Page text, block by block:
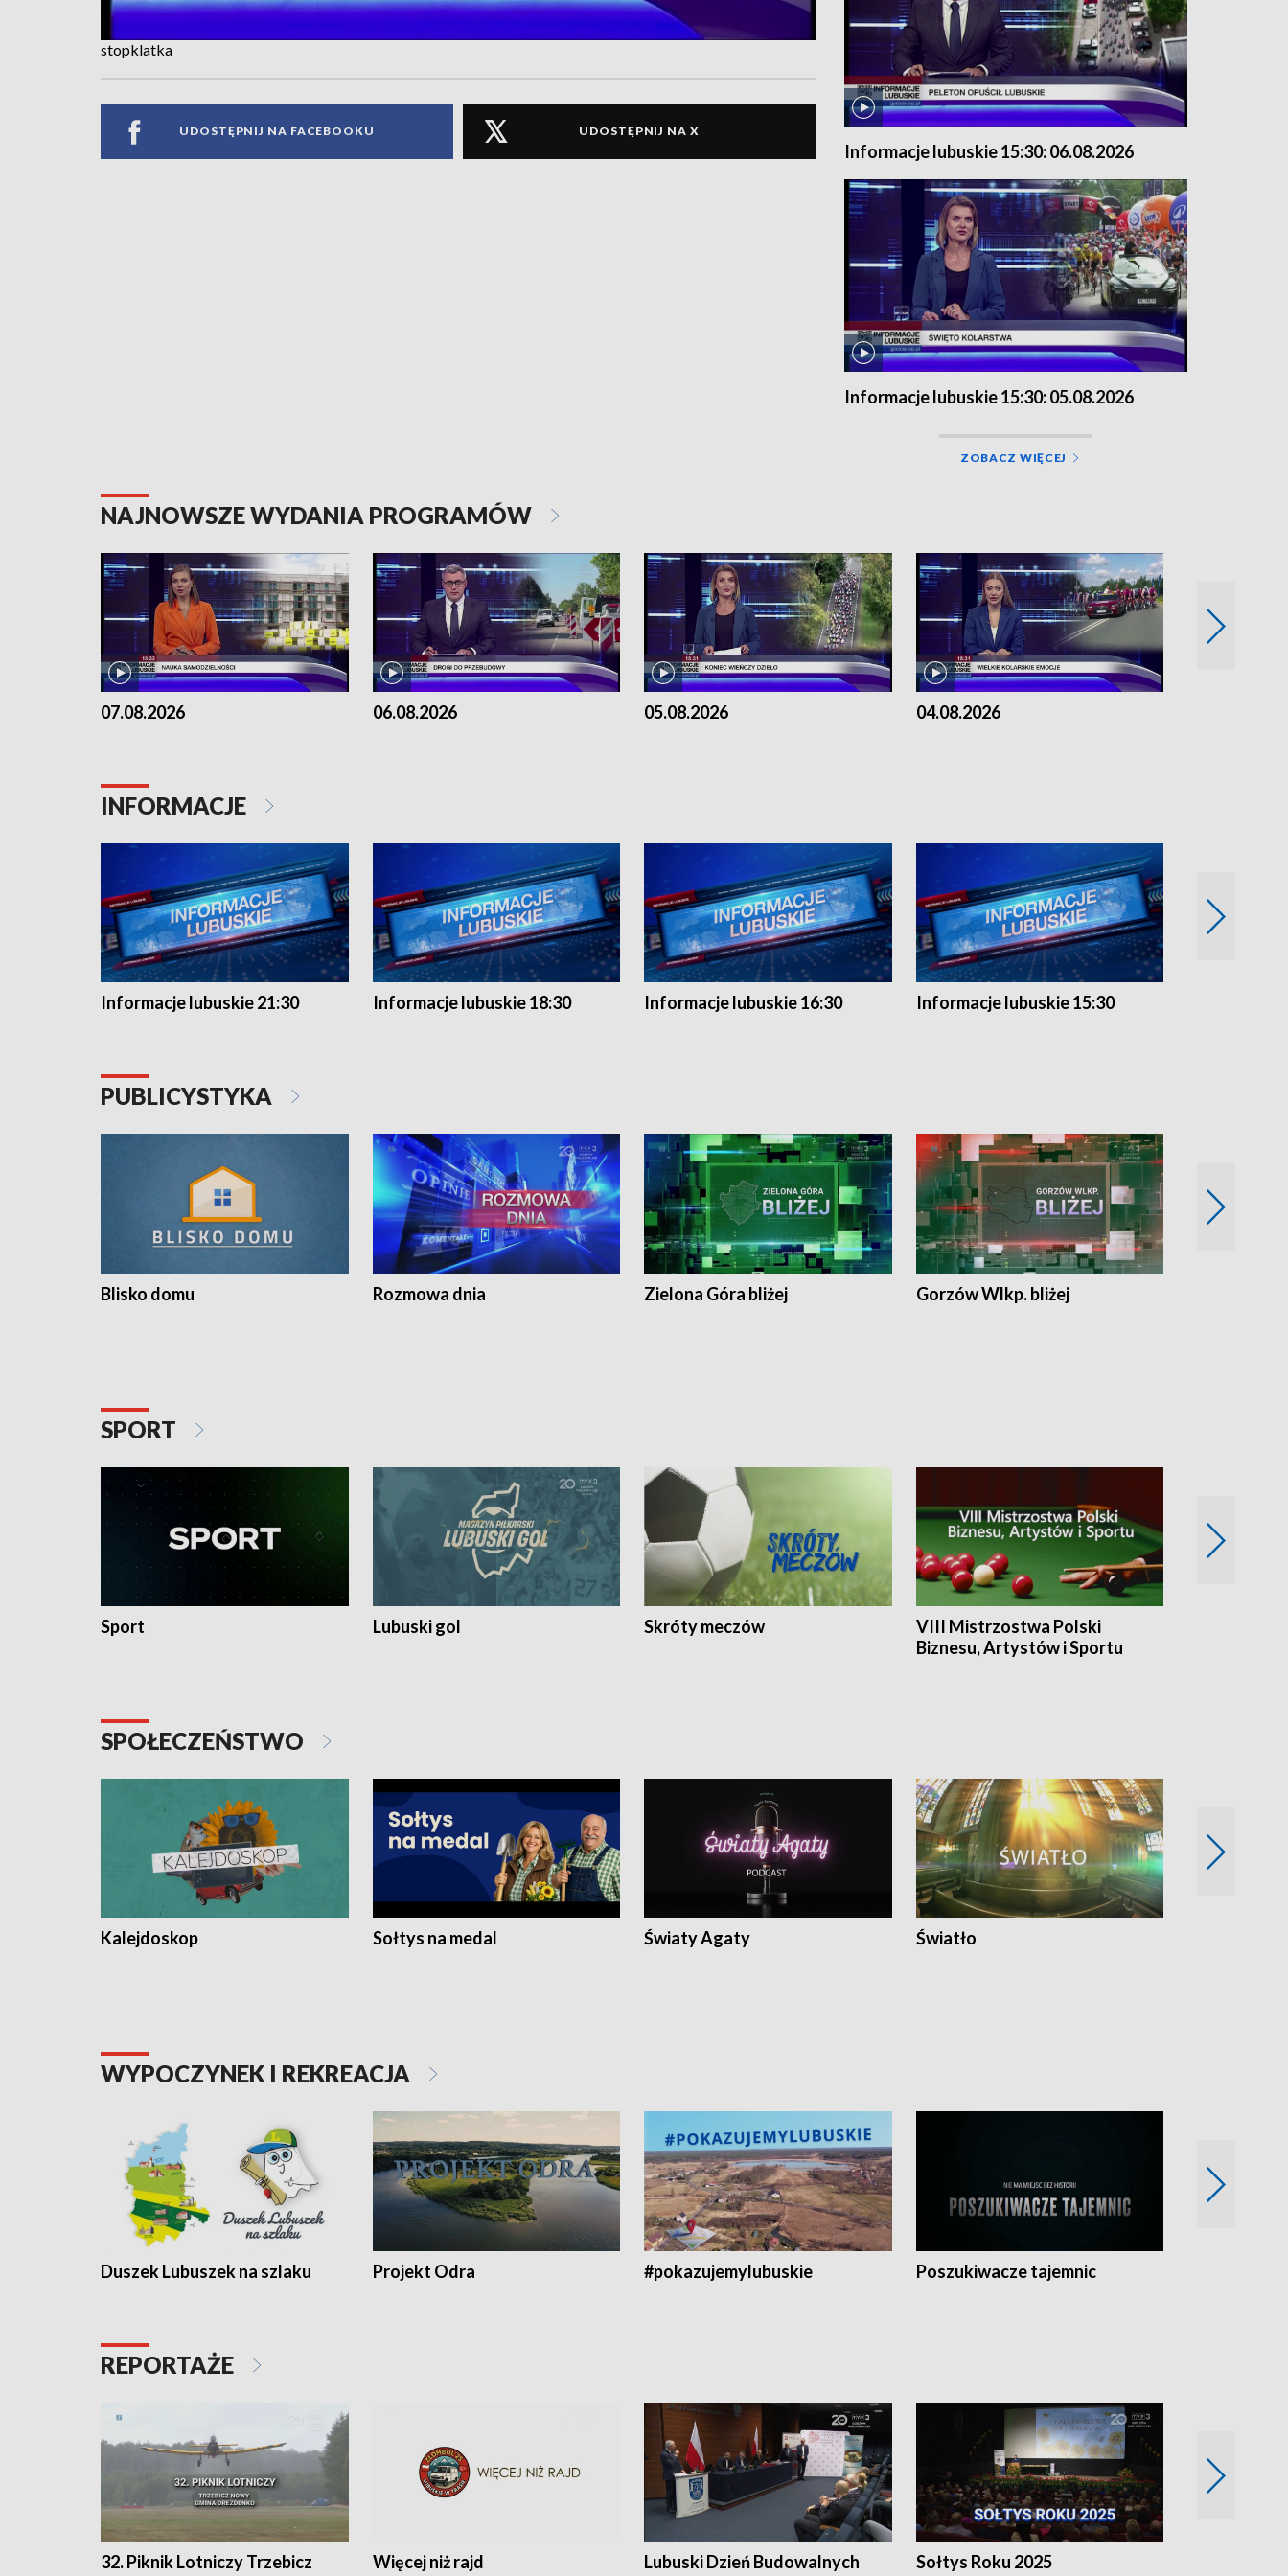
stopklatka
UDOSTĘPNIJ NA FACEBOOKU UDOSTĘPNIJ NA X
Informacje lubuskie 15:30: 06.08.2026
Informacje lubuskie 15:30: 05.08.2026
ZOBACZ WIĘCEJ
NAJNOWSZE WYDANIA PROGRAMÓW
07.08.2026 06.08.2026 05.08.2026 04.08.2026
INFORMACJE
Informacje lubuskie 21:30 Informacje lubuskie 18:30 Informacje lubuskie 16:30 Informacje lubuskie 15:30
PUBLICYSTYKA
Blisko domu Rozmowa dnia Zielona Góra bliżej Gorzów Wlkp. bliżej
SPORT
Sport Lubuski gol Skróty meczów
VIII Mistrzostwa Polski
Biznesu, Artystów i Sportu
SPOŁECZEŃSTWO
Kalejdoskop Sołtys na medal Światy Agaty Światło
WYPOCZYNEK I REKREACJA
Duszek Lubuszek na szlaku Projekt Odra #pokazujemylubuskie Poszukiwacze tajemnic
REPORTAŻE
32. Piknik Lotniczy Trzebicz
Więcej niż rajd Lubuski Dzień Budowalnych Sołtys Roku 2025